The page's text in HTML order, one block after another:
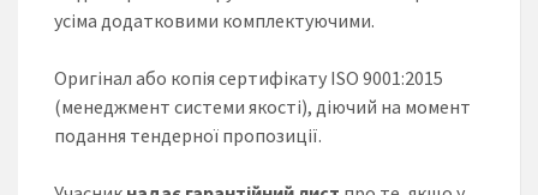
усіма додатковими комплектуючими.
Оригінал або копія сертифікату ISO 9001:2015
(менеджмент системи якості), діючий на момент
подання тендерної пропозиції.